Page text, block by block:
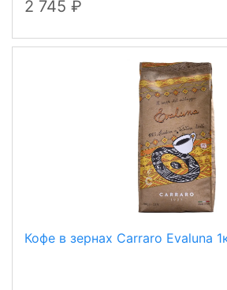
2 745
Кофе в зернах Carraro Evaluna